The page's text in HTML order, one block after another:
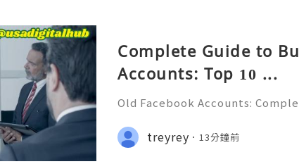
Complete Guide to
Accounts: Top 10 ...
Old Facebook Accounts:
t & Reliable 24/7 Customer
:+1 (506) 541-7768
treyrey 13分鐘前